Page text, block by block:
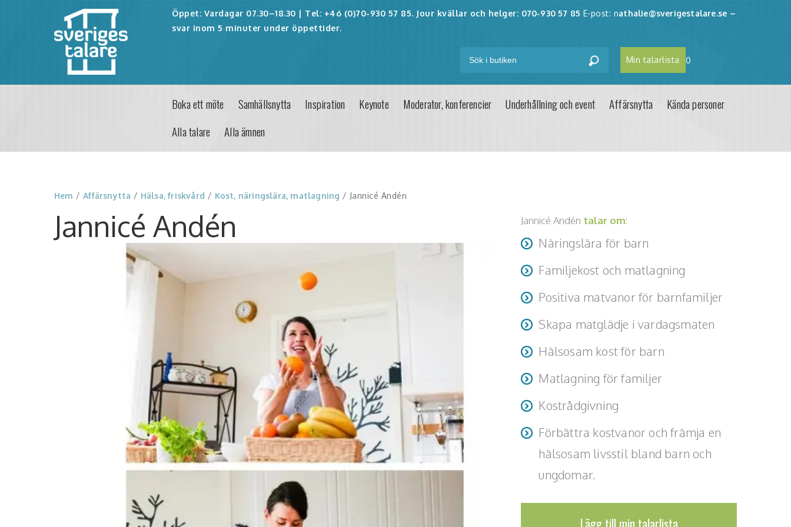
Öppet: Vardagar 07.30–18.30 | Tel: +46 (0)70-930 57 85. Jour kvällar och helger: 070-930 57 85 E-post: nathalie@sverigestalare.se –
svar inom 5 minuter under öppettider.
Min talarlista 0
Boka ett möte Samhällsnytta Inspiration Keynote Moderator, konferencier Underhållning och event Affärsnytta
Kända personer
Alla talare
Alla ämnen
Hem /Affärsnytta / Hälsa, friskvård / Kost, näringslära, matlagning / Jannicé Andén
Jannicé Andén Jannicé Andén talar om:
Näringslära för barn
Familjekost och matlagning
Positiva matvanor för barnfamiljer
Skapa matglädje i vardagsmaten
Hälsosam kost för barn
Matlagning för familjer
Kostrådgivning
Förbättra kostvanor och främja en
hälsosam livsstil bland barn och
ungdomar.
Lägg till min talarlista